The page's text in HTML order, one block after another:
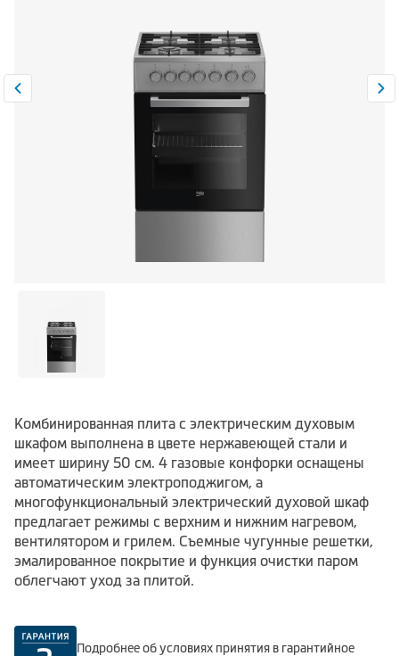
Сравнить 0
Комбинированная плита с электрическим духовым
шкафом выполнена в цвете нержавеющей стали и
имеет ширину 50 см. 4 газовые конфорки оснащены
автоматическим электроподжигом, а
многофункциональный электрический духовой шкаф
предлагает режимы с верхним и нижним нагревом,
вентилятором и грилем. Съемные чугунные решетки,
эмалированное покрытие и функция очистки паром
облегчают уход за плитой.
Подробнее об условиях принятия в гарантийное